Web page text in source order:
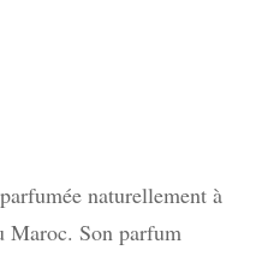
naturellement à
Maroc. Son parfum